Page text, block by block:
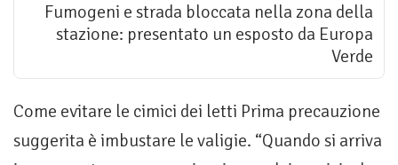
Fumogeni e strada bloccata nella zona della
stazione: presentato un esposto da Europa
Verde
Come evitare le cimici dei letti Prima precauzione
suggerita è imbustare le valigie. “Quando si arriva